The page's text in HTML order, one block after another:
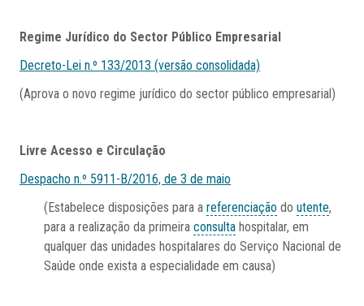
Regime Jurídico do Sector Público Empresarial
Decreto-Lei n.º 133/2013 (versão consolidada)
(Aprova o novo regime jurídico do sector público empresarial)
Livre Acesso e Circulação
Despacho n.º 5911-B/2016, de 3 de maio
(Estabelece disposições para areferenciação doutente,
para a realização da primeiraconsulta hospitalar, em
qualquer das unidades hospitalares do Serviço Nacional de
Saúde onde exista a especialidade em causa)